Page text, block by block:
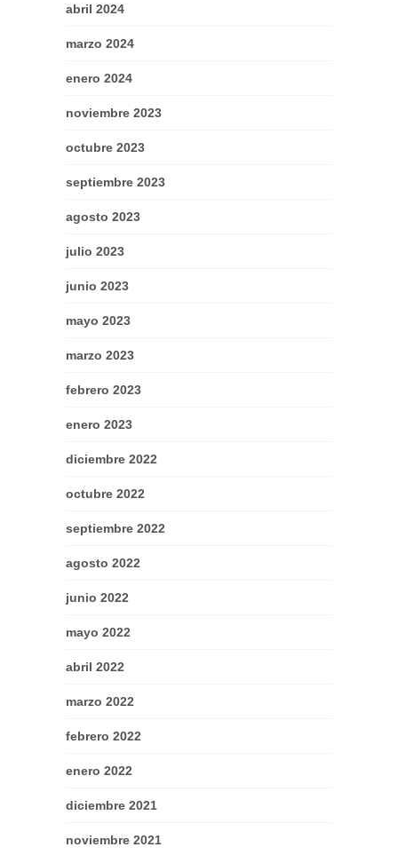
abril 2024
marzo 2024
enero 2024
noviembre 2023
octubre 2023
septiembre 2023
agosto 2023
julio 2023
junio 2023
mayo 2023
marzo 2023
febrero 2023
enero 2023
diciembre 2022
octubre 2022
septiembre 2022
agosto 2022
junio 2022
mayo 2022
abril 2022
marzo 2022
febrero 2022
enero 2022
diciembre 2021
noviembre 2021